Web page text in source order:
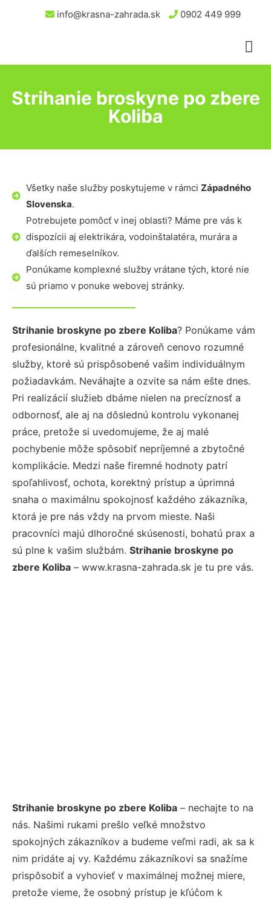
info@krasna-zahrada.sk 0902 449 999
Strihanie broskyne po zbere
Koliba
Všetky naše služby poskytujeme v rámci Západného
Slovenska.
Potrebujete pomôcť v inej oblasti? Máme pre vás k
dispozícii aj elektrikára, vodoinštalatéra, murára a
ďalších remeselníkov.
Ponúkame komplexné služby vrátane tých, ktoré nie
sú priamo v ponuke webovej stránky.
Strihanie broskyne po zbere Koliba? Ponúkame vám
profesionálne, kvalitné a zároveň cenovo rozumné
služby, ktoré sú prispôsobené vašim individuálnym
požiadavkám. Neváhajte a ozvite sa nám ešte dnes.
Pri realizácií služieb dbáme nielen na precíznosť a
odbornosť, ale aj na dôslednú kontrolu vykonanej
práce, pretože si uvedomujeme, že aj malé
pochybenie môže spôsobiť nepríjemné a zbytočné
komplikácie. Medzi naše firemné hodnoty patrí
spoľahlivosť, ochota, korektný prístup a úprimná
snaha o maximálnu spokojnosť každého zákazníka,
ktorá je pre nás vždy na prvom mieste. Naši
pracovníci majú dlhoročné skúsenosti, bohatú prax a
sú plne k vašim službám. Strihanie broskyne po
zbere Koliba – www.krasna-zahrada.sk je tu pre vás.
Strihanie broskyne po zbere Koliba – nechajte to na
nás. Našimi rukami prešlo veľké množstvo
spokojných zákazníkov a budeme veľmi radi, ak sa k
nim pridáte aj vy. Každému zákazníkovi sa snažíme
prispôsobiť a vyhovieť v maximálnej možnej miere,
pretože vieme, že osobný prístup je kľúčom k